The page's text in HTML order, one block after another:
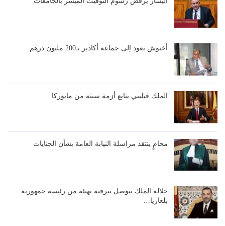
أخنوش يعود إلى جماعة أكادير بـ200 مليون درهم
الملك فيليبي يتابع أزمة سبتة من مايوركا
محامٍ ينتقد مراسلة النيابة العامة بشأن الجنايات
جلالة الملك يتوصل ببرقية تهنئة من رئيسة جمهورية
بلغاريا…